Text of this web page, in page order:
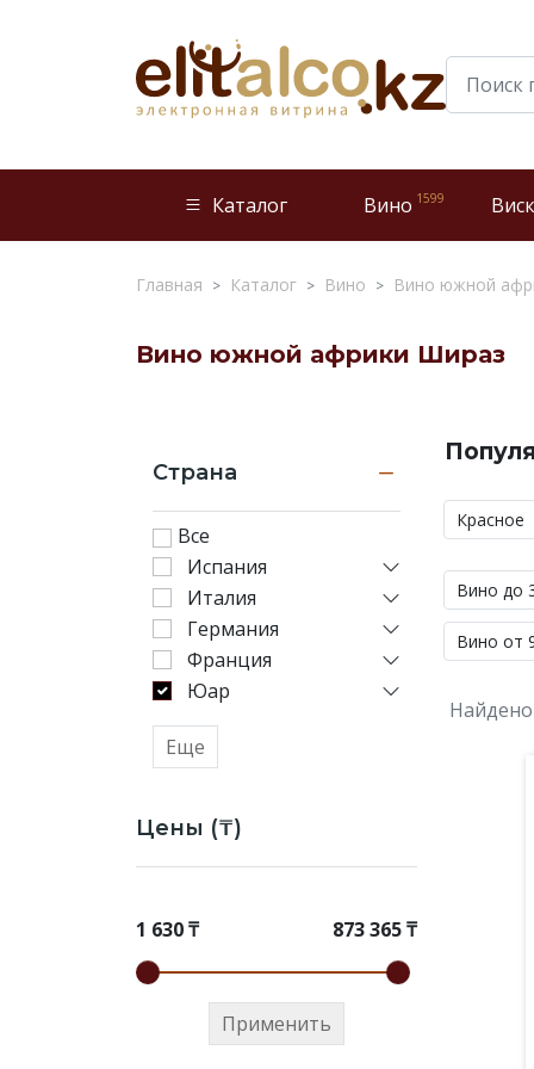
Каталог Вино 1599
Главная Каталог Вино Вино южной
Вино южной африки Шираз
африки
Шираз
по
цене
от
630
до
873
—
Block,
Porcupine
Vondeling.
Вино
Страна
Все
Испания
Италия
Германия
Франция
Юар
Еще
Цены (₸)
1 630 ₸ 873 365 ₸
Применить
Красное
Вино до
Вино от